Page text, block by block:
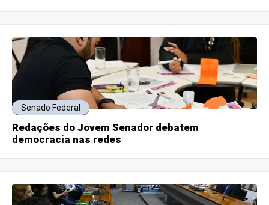
Senado Federal
Redações do Jovem Senador debatem
democracia nas redes